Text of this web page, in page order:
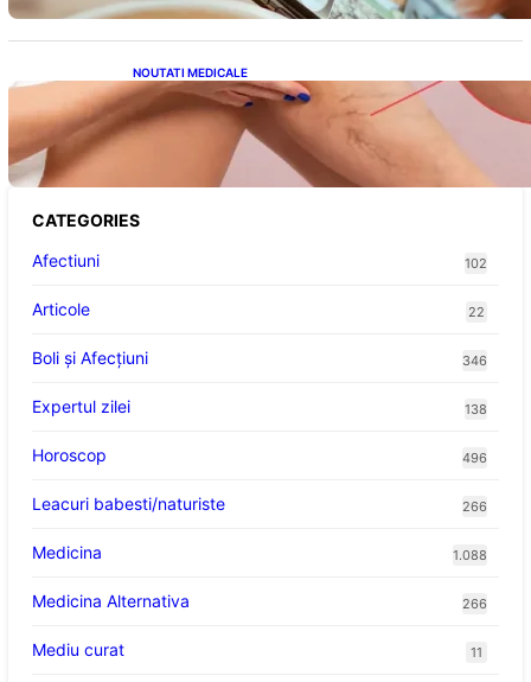
NOUTATI MEDICALE
Varicele și Umflarea Picioarelor pe Caniculă:
Înțelegerea Simptomelor și Măsurilor de
Prevenție
CATEGORIES
Afectiuni
102
Articole 22
Boli și Afecțiuni 346
Expertul zilei 138
Horoscop 496
Leacuri babesti/naturiste 266
Medicina 1.088
Medicina Alternativa 266
Mediu curat 11